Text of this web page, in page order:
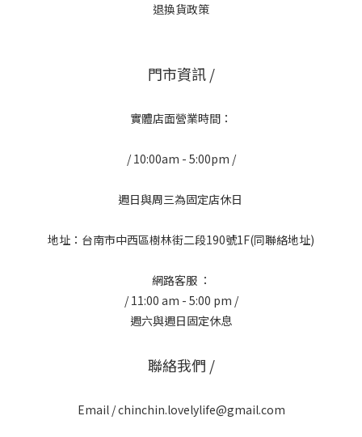
退換貨政策
門市資訊 /
實體店面營業時間：
/ 10:00am - 5:00pm /
週日與周三為固定店休日
地址：台南市中西區樹林街二段190號1F(同聯絡地址)
網路客服 ：
/ 11:00 am - 5:00 pm /
週六與週日固定休息
聯絡我們 /
Email / chinchin.lovelylife@gmail.com